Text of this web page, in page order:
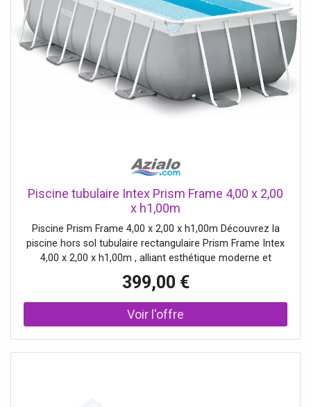
Piscine tubulaire Intex Prism Frame 4,00 x 2,00
x h1,00m
Piscine Prism Frame 4,00 x 2,00 x h1,00m Découvrez la
piscine hors sol tubulaire rectangulaire Prism Frame Intex
4,00 x 2,00 x h1,00m , alliant esthétique moderne et
grande robustesse pour des étés inoubliables. Son design
épuré et sa couleur tendance s’intègrent parfaitement à
tous les jardins, ta
399,00 €